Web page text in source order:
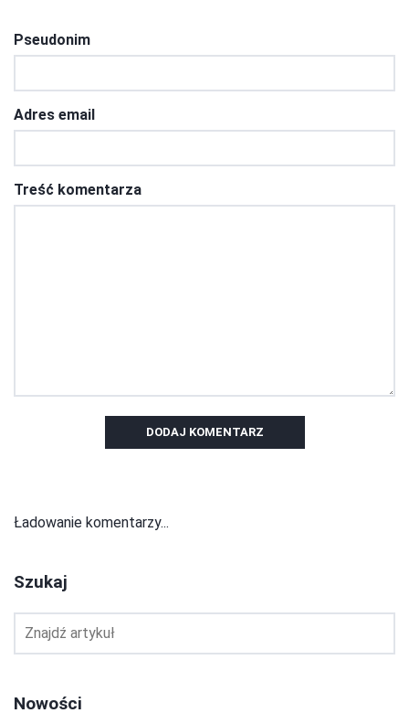
Pseudonim
Adres email
Treść komentarza
DODAJ KOMENTARZ
Ładowanie komentarzy...
Szukaj
Nowości